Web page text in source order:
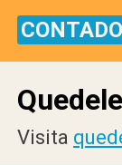
Visita